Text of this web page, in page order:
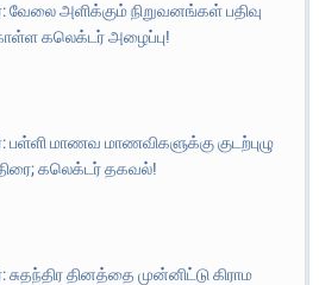
வேலை அளிக்கும் நிறுவனங்கள் பதிவு
கலெக்டர் அழைப்பு!
பள்ளி மாணவ மாணவிகளுக்கு குடற்புழு
கலெக்டர் தகவல்!
சுதந்திர தினத்தை முன்னிட்டு கிராம